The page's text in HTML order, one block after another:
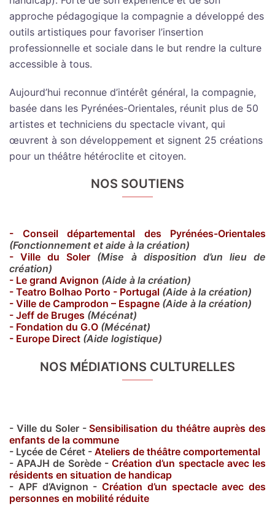
approche pédagogique la compagnie a développé des
outils artistiques pour favoriser l’insertion
professionnelle et sociale dans le but rendre la culture
accessible à tous.
Aujourd’hui reconnue d’intérêt général, la compagnie,
basée dans les Pyrénées-Orientales, réunit plus de 50
artistes et techniciens du spectacle vivant, qui
œuvrent à son développement et signent 25 créations
pour un théâtre hétéroclite et citoyen.
NOS SOUTIENS
- Conseil départemental des Pyrénées-Orientales
(Fonctionnement et aide à la création)
- Ville du Soler (Mise à disposition d’un lieu de
création)
- Le grand Avignon (Aide à la création)
- Teatro Bolhao Porto - Portugal (Aide à la création)
- Ville de Camprodon – Espagne (Aide à la création)
- Jeff de Bruges (Mécénat)
- Fondation du G.O (Mécénat)
- Europe Direct (Aide logistique)
NOS MÉDIATIONS CULTURELLES
- Ville du Soler -Sensibilisation du théâtre auprès des
enfants de la commune
- Lycée de Céret - Ateliers de théâtre comportemental
- APAJH de Sorède -Création d’un spectacle avec les
résidents en situation de handicap
- APF d’Avignon - Création d’un spectacle avec des
personnes en mobilité réduite